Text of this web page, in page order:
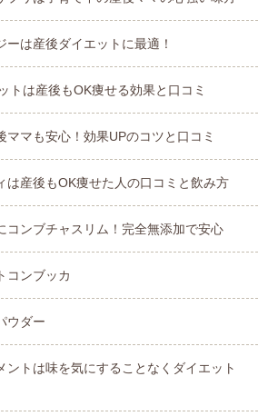
ーは産後ダイエットに最適！
トは産後もOK痩せる効果と口コミ
ママも安心！効果UPのコツと口コミ
は産後もOK痩せた人の口コミと飲み方
コンブチャスリム！完全無添加で安心
コンブッカ
ウダー
ントは味を気にすることなくダイエット